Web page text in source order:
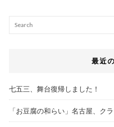
最近
七五三、舞台復帰しました！
「お豆腐の和らい」名古屋、ク